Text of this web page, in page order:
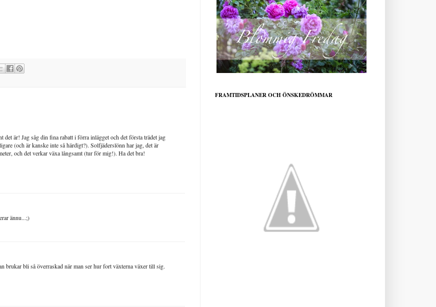
är! Jag såg din fina rabatt i förra inlägget och det första trädet jag
(och är kanske inte så härdigt?). Solfjäderslönn har jag, det är
och det verkar växa långsamt (tur för mig!). Ha det bra!
ännu...;)
brukar bli så överraskad när man ser hur fort växterna växer till sig.
FRAMTIDSPLANER OCH ÖNSKEDRÖMMAR